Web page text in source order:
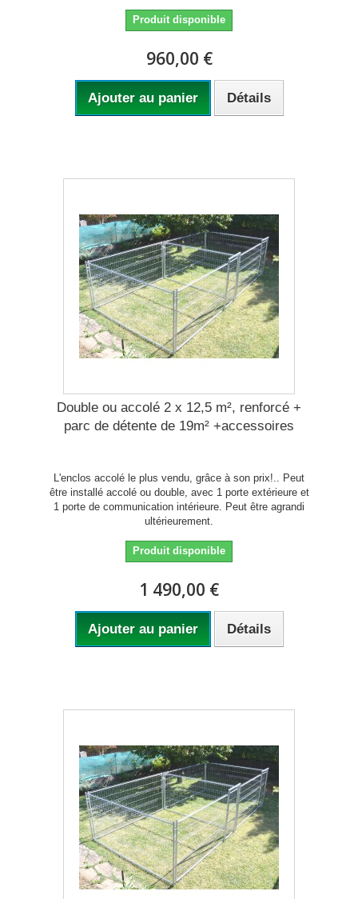
Produit disponible
960,00 €
Ajouter au panier Détails
Double ou accolé 2 x 12,5 m², renforcé +
parc de détente de 19m² +accessoires
L'enclos accolé le plus vendu, grâce à son prix!.. Peut
être installé accolé ou double, avec 1 porte extérieure et
1 porte de communication intérieure. Peut être agrandi
ultérieurement.
Produit disponible
1 490,00 €
Ajouter au panier Détails